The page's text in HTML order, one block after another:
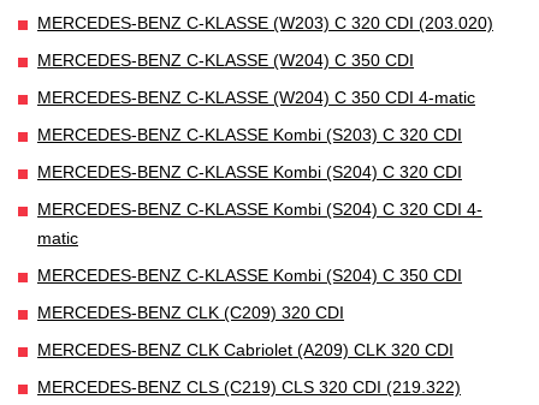
MERCEDES-BENZ C-KLASSE (W203) C 320 CDI (203.020)
MERCEDES-BENZ C-KLASSE (W204) C 350 CDI
MERCEDES-BENZ C-KLASSE (W204) C 350 CDI 4-matic
MERCEDES-BENZ C-KLASSE Kombi (S203) C 320 CDI
MERCEDES-BENZ C-KLASSE Kombi (S204) C 320 CDI
MERCEDES-BENZ C-KLASSE Kombi (S204) C 320 CDI 4-
matic
MERCEDES-BENZ C-KLASSE Kombi (S204) C 350 CDI
MERCEDES-BENZ CLK (C209) 320 CDI
MERCEDES-BENZ CLK Cabriolet (A209) CLK 320 CDI
MERCEDES-BENZ CLS (C219) CLS 320 CDI (219.322)